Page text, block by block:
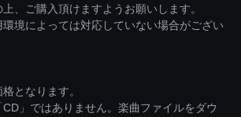
、ご購入頂けますようお願いします。
境によっては対応していない場合がござい
となります。
CD」ではありません。楽曲ファイルをダウ